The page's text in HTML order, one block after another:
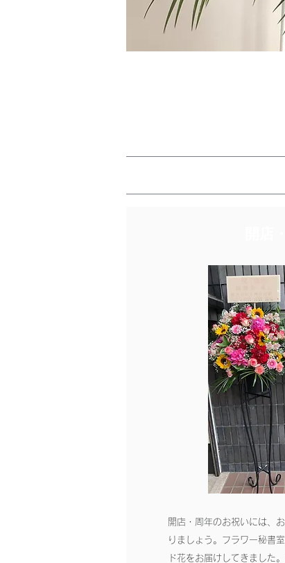
開店・周年のお祝いには、
りましょう。フラワー秘書
ド花をお届けしてきました